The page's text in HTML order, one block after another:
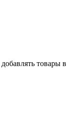
товары в